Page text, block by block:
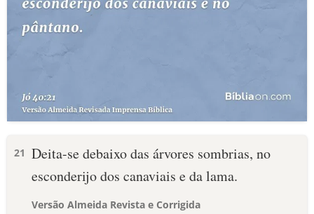
21 Deita-se debaixo das árvores sombrias, no
esconderijo dos canaviais e da lama.
Versão Almeida Revista e Corrigida